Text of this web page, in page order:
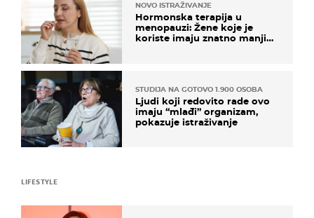
NOVO ISTRAŽIVANJE
Hormonska terapija u
menopauzi: Žene koje je
koriste imaju znatno manji
STUDIJA NA GOTOVO 1.900 OSOBA
Ljudi koji redovito rade ovo
imaju “mlađi” organizam,
pokazuje istraživanje
LIFESTYLE